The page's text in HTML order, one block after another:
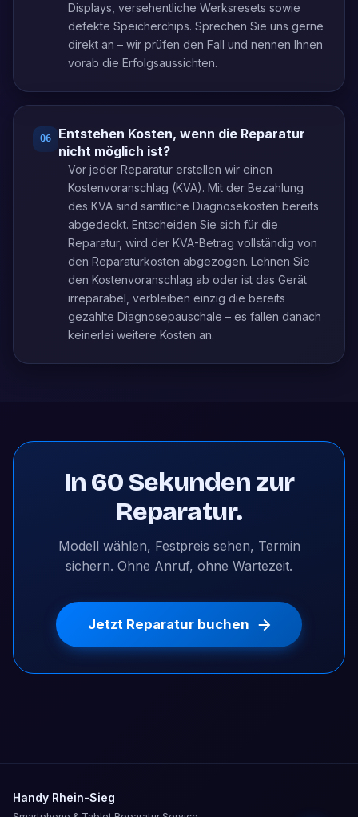
Displays, versehentliche Werksresets sowie
defekte Speicherchips. Sprechen Sie uns gerne
direkt an – wir prüfen den Fall und nennen Ihnen
vorab die Erfolgsaussichten.
Q6
Entstehen Kosten, wenn die Reparatur
nicht möglich ist?
Vor jeder Reparatur erstellen wir einen
Kostenvoranschlag (KVA). Mit der Bezahlung
des KVA sind sämtliche Diagnosekosten bereits
abgedeckt. Entscheiden Sie sich für die
Reparatur, wird der KVA-Betrag vollständig von
den Reparaturkosten abgezogen. Lehnen Sie
den Kostenvoranschlag ab oder ist das Gerät
irreparabel, verbleiben einzig die bereits
gezahlte Diagnosepauschale – es fallen danach
keinerlei weitere Kosten an.
In 60 Sekunden zur
Reparatur.
Modell wählen, Festpreis sehen, Termin
sichern. Ohne Anruf, ohne Wartezeit.
Jetzt Reparatur buchen
Handy Rhein-Sieg